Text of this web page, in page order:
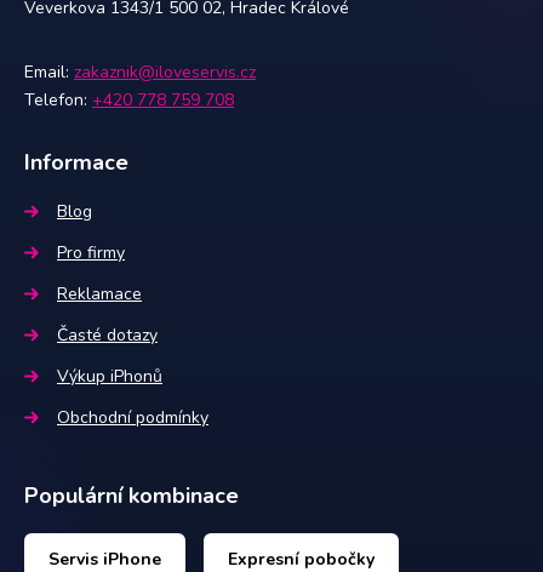
Veverkova 1343/1 500 02, Hradec Králové
Email: zakaznik@iloveservis.cz
Telefon: +420 778 759 708
Informace
Blog
Pro firmy
Reklamace
Časté dotazy
Výkup iPhonů
Obchodní podmínky
Populární kombinace
Servis iPhone Expresní pobočky